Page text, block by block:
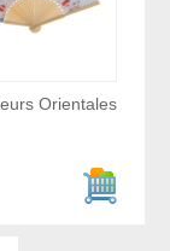
Orientales
Ajouter